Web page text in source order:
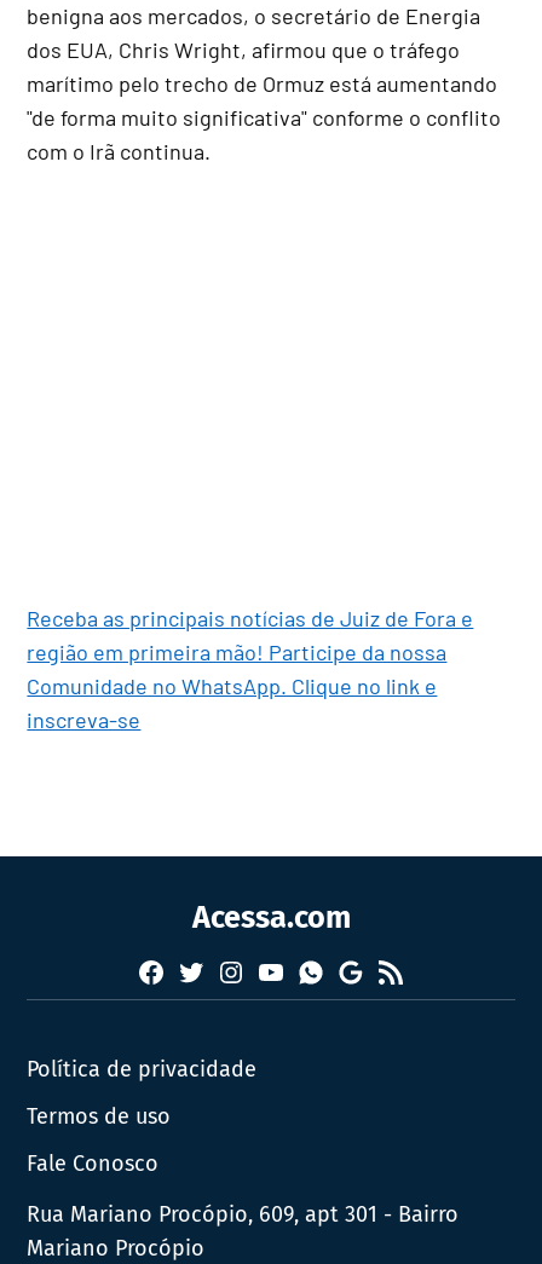
benigna aos mercados, o secretário de Energia
dos EUA, Chris Wright, afirmou que o tráfego
marítimo pelo trecho de Ormuz está aumentando
"de forma muito significativa" conforme o conflito
com o Irã continua.
Receba as principais notícias de Juiz de Fora e
região em primeira mão! Participe da nossa
Comunidade no WhatsApp. Clique no link e
inscreva-se
Acessa.com
Facebook
TwitterInstagram
YouTubeWhatsapp
Google
News
RSS
Política de privacidade
Termos de uso
Fale Conosco
Rua Mariano Procópio, 609, apt 301 - Bairro
Mariano Procópio